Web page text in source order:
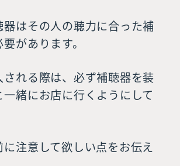
器はその人の聴力に合った補
があります。
れる際は、必ず補聴器を装
緒にお店に行くようにして
注意して欲しい点をお伝え